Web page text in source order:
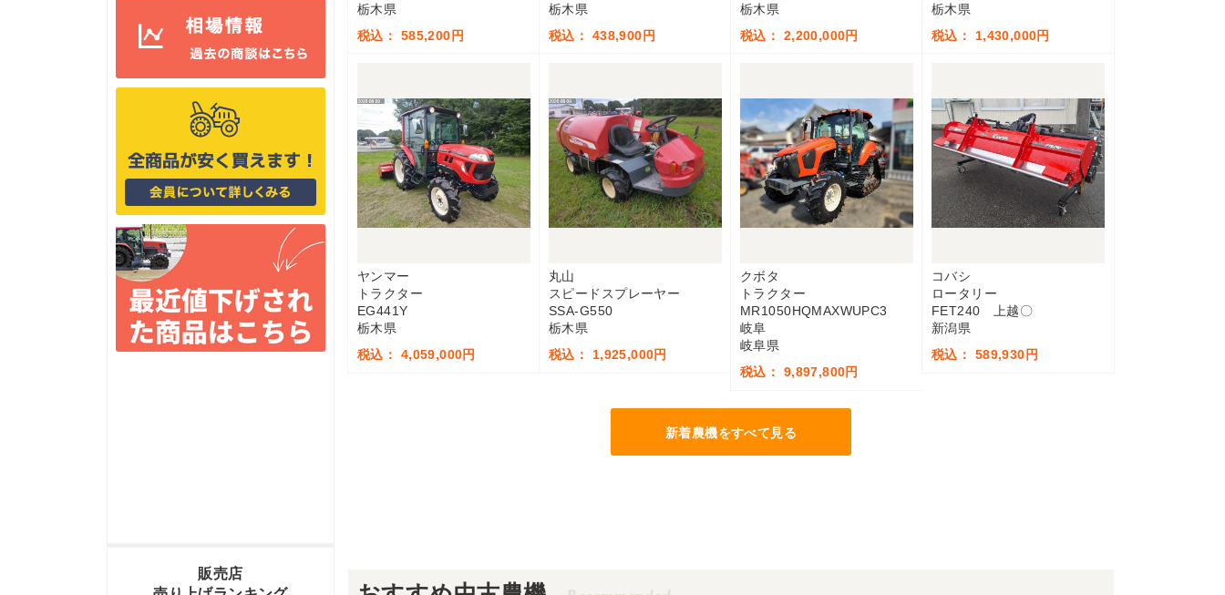
栃木県
税込： 585,200円
栃木県
税込： 438,900円
栃木県
税込： 2,200,000円
栃木県
税込： 1,430,000円
ヤンマー
トラクター
EG441Y
栃木県
税込： 4,059,000円
丸山
スピードスプレーヤー
SSA-G550
栃木県
税込： 1,925,000円
クボタ
トラクター
MR1050HQMAXWUPC3
岐阜
岐阜県
税込： 9,897,800円
コバシ
ロータリー
FET240 上越〇
新潟県
税込： 589,930円
新着農機をすべて見る
販売店